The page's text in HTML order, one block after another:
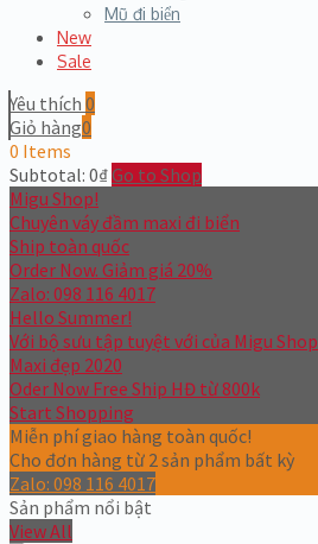
Mũ đi biển
New
Sale
Yêu thích 0
Giỏ hàng0
0 Items
Subtotal: 0₫ Go to Shop
Migu Shop!
Chuyên váy đầm maxi đi biển
Ship toàn quốc
Order Now. Giảm giá 20%
Zalo: 098 116 4017
Hello Summer!
Với bộ sưu tập tuyệt với của Migu Shop
Maxi đẹp 2020
Oder Now Free Ship HĐ từ 800k
Start Shopping
Miễn phí giao hàng toàn quốc!
Cho đơn hàng từ 2 sản phẩm bất kỳ
Zalo: 098 116 4017
Sản phẩm nổi bật
View All